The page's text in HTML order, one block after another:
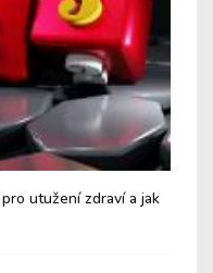
utužení zdraví a jak